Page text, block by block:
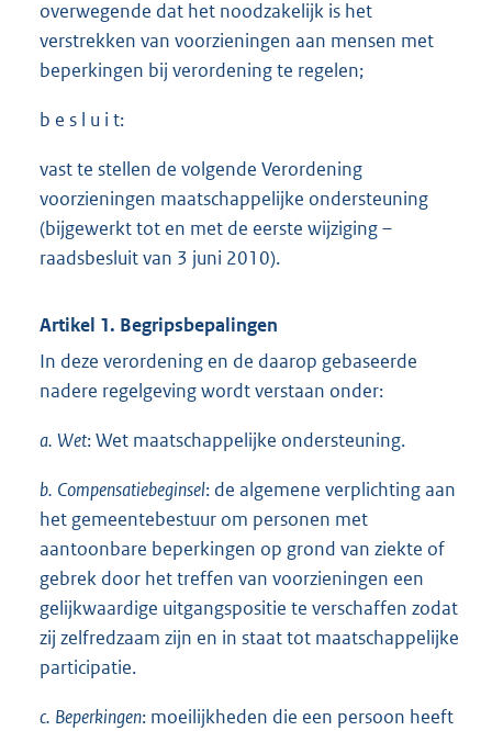
overwegende dat het noodzakelijk is het
verstrekken van voorzieningen aan mensen met
beperkingen bij verordening te regelen;
b e s l u i t:
vast te stellen de volgende Verordening
voorzieningen maatschappelijke ondersteuning
(bijgewerkt tot en met de eerste wijziging –
raadsbesluit van 3 juni 2010).
Artikel 1. Begripsbepalingen
In deze verordening en de daarop gebaseerde
nadere regelgeving wordt verstaan onder:
a. Wet: Wet maatschappelijke ondersteuning.
b. Compensatiebeginsel: de algemene verplichting aan
het gemeentebestuur om personen met
aantoonbare beperkingen op grond van ziekte of
gebrek door het treffen van voorzieningen een
gelijkwaardige uitgangspositie te verschaffen zodat
zij zelfredzaam zijn en in staat tot maatschappelijke
participatie.
c. Beperkingen: moeilijkheden die een persoon heeft